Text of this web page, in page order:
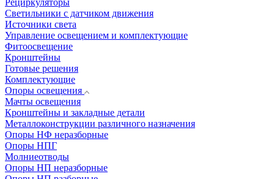
Рециркуляторы
Светильники с датчиком движения
Источники света
Управление освещением и комплектующие
Фитоосвещение
Кронштейны
Готовые решения
Комплектующие
Опоры освещения
Мачты освещения
Кронштейны и закладные детали
Металлоконструкции различного назначения
Опоры НФ неразборные
Опоры НПГ
Молниеотводы
Опоры НП неразборные